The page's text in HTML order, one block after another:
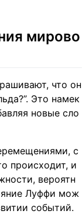
мирово
что он
Это намек
новые сло
с
происходит, и
вероятн
Луффи мож
событий.